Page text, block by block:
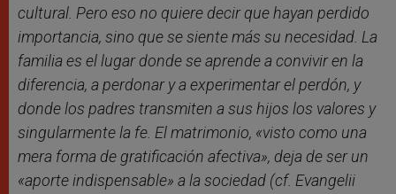
cultural. Pero eso no quiere decir que hayan perdido
importancia, sino que se siente más su necesidad. La
familia es el lugar donde se aprende a convivir en la
diferencia, a perdonar y a experimentar el perdón, y
donde los padres transmiten a sus hijos los valores y
singularmente la fe. El matrimonio, «visto como una
mera forma de gratificación afectiva», deja de ser un
«aporte indispensable» a la sociedad (cf. Evangelii